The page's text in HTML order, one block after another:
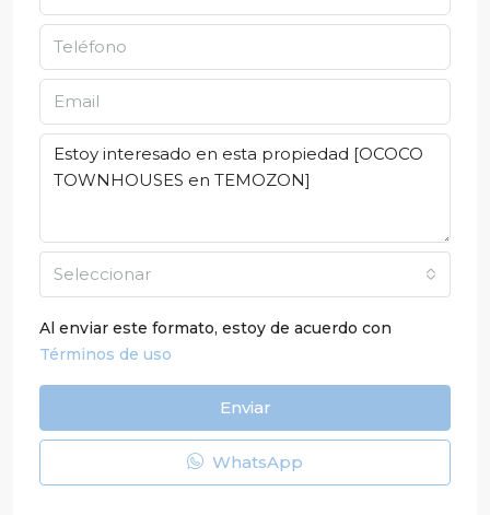
Seleccionar
Al enviar este formato, estoy de acuerdo con
Términos de uso
Enviar
WhatsApp